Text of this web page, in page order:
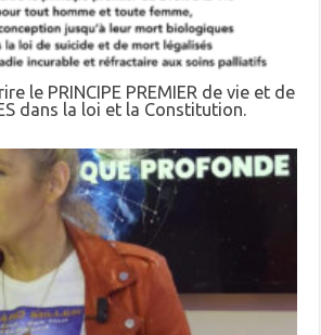
le PRINCIPE PREMIER de vie et de
dans la loi et la Constitution.